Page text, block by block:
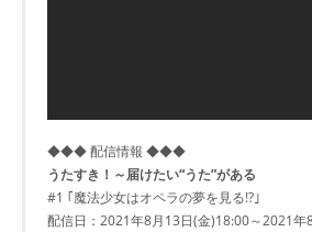
◆◆◆ 配信情報 ◆◆◆
うたすき！～届けたい“うた”がある
#1 ｢魔法少女はオペラの夢を見る!?｣
配信日：2021年8月13日(金)18:00～2021年